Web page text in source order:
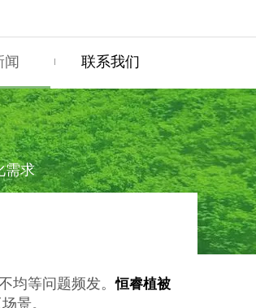
闻 联系我们
需求
均等问题频发。恒睿植被
景。